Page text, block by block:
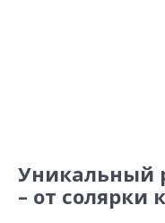
Уникальный
– от солярки